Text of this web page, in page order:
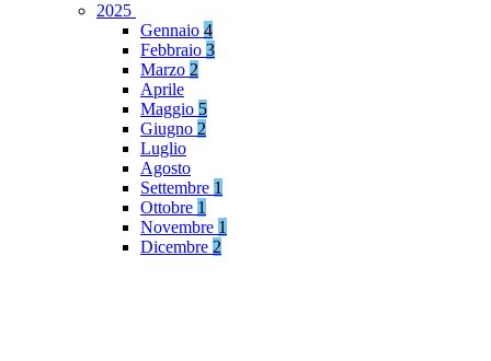
2025
Gennaio 4
Febbraio 3
Marzo 2
Aprile
Maggio 5
Giugno 2
Luglio
Agosto
Settembre 1
Ottobre 1
Novembre 1
Dicembre 2